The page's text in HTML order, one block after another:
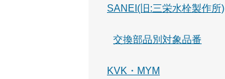
SANEI(旧:三栄水栓製作所)
交換部品別対象品番
KVK・MYM